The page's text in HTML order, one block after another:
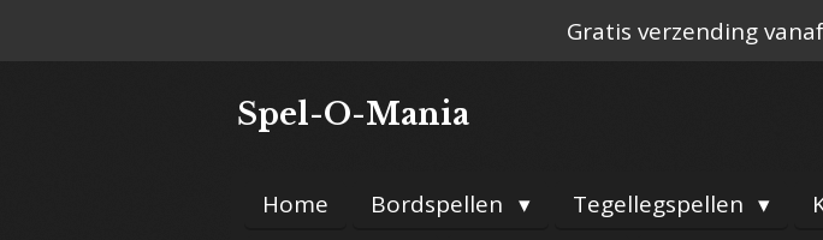
Gratis verzending
Spel-O-Mania
Home Bordspellen Tegellegspellen